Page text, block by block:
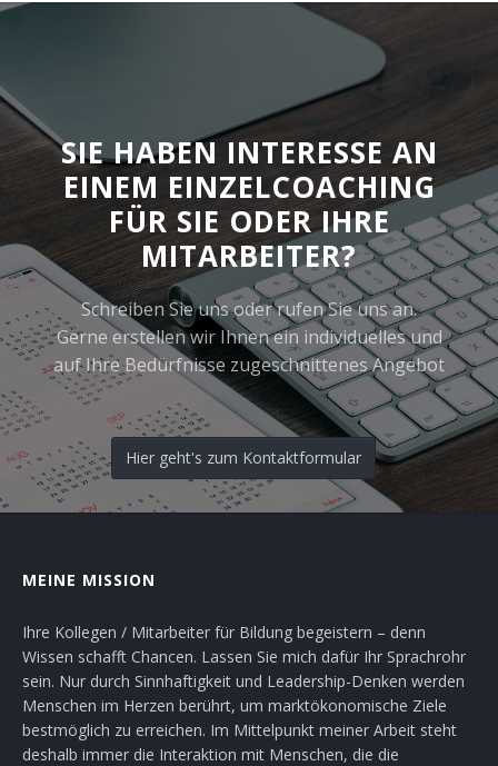
SIE HABEN INTERESSE AN
EINEM EINZELCOACHING
FÜR SIE ODER IHRE
MITARBEITER?
Schreiben Sie uns oder rufen Sie uns an.
Gerne erstellen wir Ihnen ein individuelles und
auf Ihre Bedürfnisse zugeschnittenes Angebot
Hier geht's zum Kontaktformular
MEINE MISSION
Ihre Kollegen / Mitarbeiter für Bildung begeistern – denn
Wissen schafft Chancen. Lassen Sie mich dafür Ihr Sprachrohr
sein. Nur durch Sinnhaftigkeit und Leadership-Denken werden
Menschen im Herzen berührt, um marktökonomische Ziele
bestmöglich zu erreichen. Im Mittelpunkt meiner Arbeit steht
deshalb immer die Interaktion mit Menschen, die die